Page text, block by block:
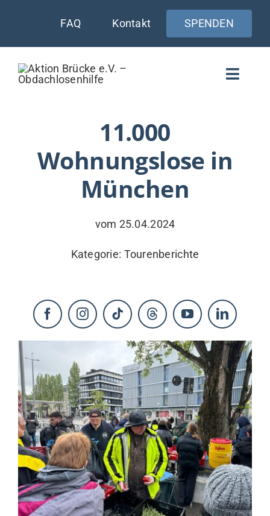
springen
FAQ Kontakt SPENDEN
Toggle
AKTUELLES
WER & WARUM
VERSORGUNG
11.000
Wohnungslose in
München
vom 25.04.2024
Kategorie: Tourenberichte